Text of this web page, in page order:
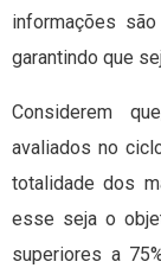
informações
garantindo que
Considerem
avaliados no
totalidade dos
esse seja o
superiores a